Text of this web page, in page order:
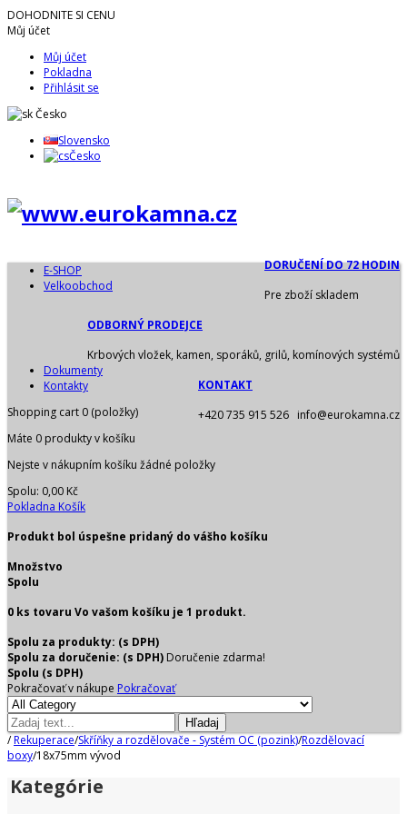
DOHODNITE SI CENU
Můj účet
Můj účet
Pokladna
Přihlásit se
Česko
Slovensko
Česko
DORUČENÍ DO 72 HODIN
Pre zboží skladem
ODBORNÝ PRODEJCE
Krbových vložek, kamen, sporáků, grilů, komínových systémů
KONTAKT
+420 735 915 526 info@eurokamna.cz
E-SHOP
Velkoobchod
Dokumenty
Kontakty
Shopping cart 0 (položky)
Máte 0 produkty v košíku
Nejste v nákupním košíku žádné položky
Spolu: 0,00 Kč
Pokladna Košík
Produkt bol úspešne pridaný do vášho košíku
Množstvo
Spolu
0 ks tovaru Vo vašom košíku je 1 produkt.
Spolu za produkty: (s DPH)
Spolu za doručenie: (s DPH) Doručenie zdarma!
Spolu (s DPH)
Pokračovať v nákupe Pokračovať
Hľadaj
/ Rekuperace/Skříňky a rozdělovače - Systém OC (pozink)/Rozdělovací
boxy/18x75mm vývod
Kategórie